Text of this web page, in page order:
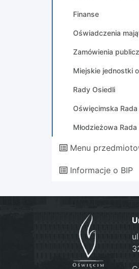
Finanse
Oświadczenia
Zamówienia
Miejskie jednostki
Rady Osiedli
Oświęcimska Rada
Młodzieżowa
Menu
Informacje o BIP